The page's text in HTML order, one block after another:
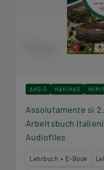
AHS-O HAK/HAS HUM/
Assolutamente sì
Arbeitsbuch
Audiofiles
Lehrbuch + E-Book